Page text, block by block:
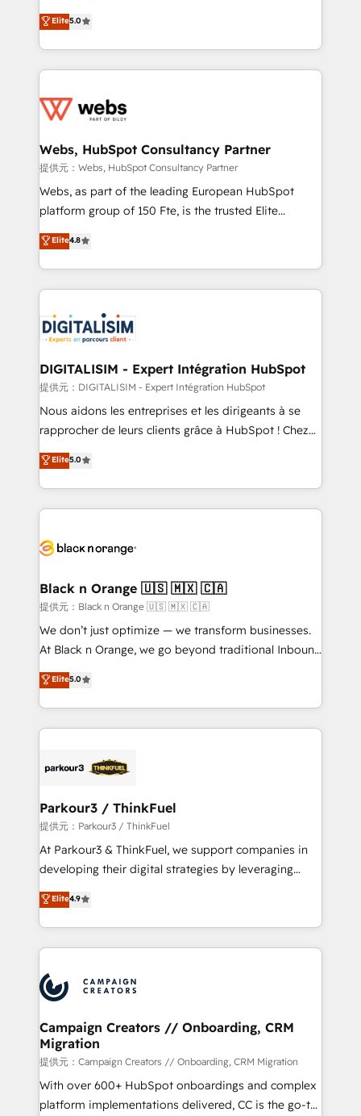
Execution • 750+ onboardings and 2,000+
implementations • Deep expertise across marketing,
BBD Boom is the HubSpot partner that can help you
to HubSpot Better. We work with your teams to
solve all your HubSpot challenges and improve user
adoption, sales process and marketing results.
the first time 🔧 Designing and optimising your
and build using HubSpot 🔌 Integrating HubSpot
with other systems 🎓 Training your teams to be
HubSpot pros 📊 Lead generation services using
HubSpot Why us? - SIX HubSpot Accreditations -
CRM, Solutions Architecture, Onboarding , Data
Migration, Custom Integration & Platform
team of 25+ experts Contact us today to help you
get more from your investment in HubSpot.
Elite5.0
Webs, HubSpot Consultancy Partner
提供元：Webs, HubSpot Consultancy Partner
Webs, as part of the leading European HubSpot
platform group of 150 Fte, is the trusted Elite
HubSpot CRM Partner offering you a roadmap on
maximizing EBITDA and achieving Commercial
Excellence. With our targeted processes, we
strengthen your digital transformation and minimize
Implementation partner, we provide expertise to
drive your business forward. Since 2015 we are fully
dedicated to HubSpot and with an experienced
team (50+), we work with reputable companies in
B2B sectors such as manufacturing, SaaS and
business services. We prepare a customized
impact of your digital transformation, including a
detailed financial rationale with a focus on ROI and
embark on a transformational journey that sets your
business up for long-term success. Unlock your
business. If not now, when?
Elite4.8
DIGITALISIM - Expert Intégration HubSpot
提供元：DIGITALISIM - Expert Intégration HubSpot
Nous aidons les entreprises et les dirigeants à se
rapprocher de leurs clients grâce à HubSpot ! Chez
DIGITALISIM, nous avons l'intime conviction que la
réussite des entreprises passe par l’innovation web,
le marketing digital, et la relation client ! C'est
pourquoi, nos experts sont à la fois capables de
référencement, votre stratégie digitale et le pilotage
projet HubSpot avec DIGITALISIM : 🧽 Nettoyage,
migration et intégration des bases de données. 🚀
Développement des interfaces avec vos logiciels
métiers ⚙️ Configuration de la plateforme HubSpot
Book Process & Guidelines utilisateurs 🎓
Formations des utilisateurs
Elite5.0
Black n Orange 🇺🇸 🇲🇽 🇨🇦
提供元：Black n Orange 🇺🇸 🇲🇽 🇨🇦
We don’t just optimize — we transform businesses.
At Black n Orange, we go beyond traditional Inbound
Marketing with our exclusive methodologies:
BOOMS and BOOST. Together, they form a powerful
combination that has driven success for over 800
businesses worldwide. As Elite HubSpot Partners, we
strategies that integrate data-driven marketing,
companies scale faster and smarter. 🔹 BOOMS:
Demand generation for all your buyers With BOOMS,
you invest in 100% of your buyers, accelerating your
growth and positioning yourself as an undisputed
transformation process A methodology designed to
implement HubSpot effectively and optimize your
record of business transformation, our growth-first
approach has helped brands dominate their
Elite5.0
Parkour3 / ThinkFuel
提供元：Parkour3 / ThinkFuel
At Parkour3 & ThinkFuel, we support companies in
developing their digital strategies by leveraging
technologies and automating their marketing and
sales processes to generate growth. Our offer spans
from Strategy to Operations. We specialize in CRM
onboarding and implementation, web design, sales
extensive experience working with tech companies
and manufacturers since 2002, we are committed to
empowering our clients and developing their
autonomy. Get to grips with HubSpot through
guided implementation and seamless integration of
the CRM platform into your digital ecosystem. Would
you like support in deploying your inbound
Elite4.9
Campaign Creators // Onboarding, CRM
Migration
提供元：Campaign Creators // Onboarding, CRM Migration
With over 600+ HubSpot onboardings and complex
platform implementations delivered, CC is the go-to